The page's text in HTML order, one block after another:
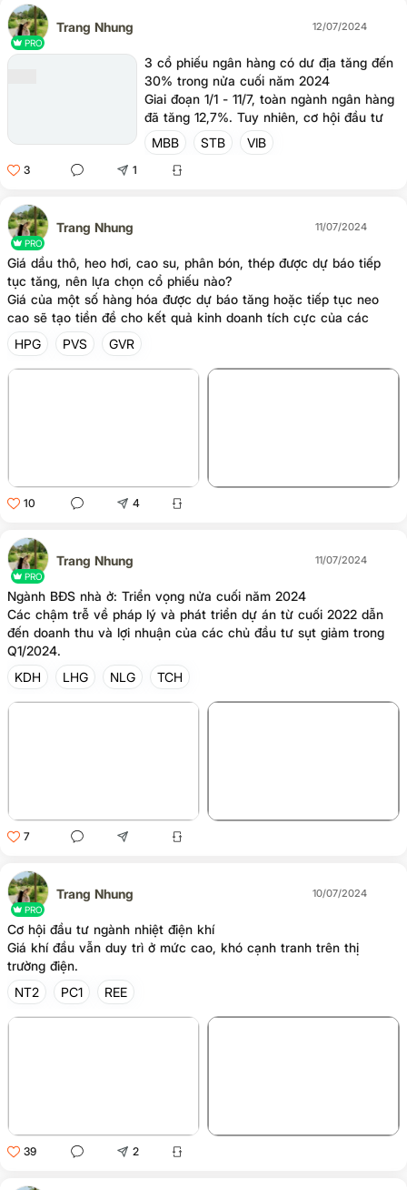
PRO
Trang Nhung 12/07/2024
3 cổ phiếu ngân hàng có dư địa tăng đến
30% trong nửa cuối năm 2024
Giai đoạn 1/1 - 11/7, toàn ngành ngân hàng
đã tăng 12,7%. Tuy nhiên, cơ hội đầu tư
vẫn còn trong nửa cuối năm ở các ngân
hàng có chất lượng tài sản tốt và duy trì
tốc độ tăng trưởng vượt trội.
MBB STB VIB
3 1
PRO
Trang Nhung 11/07/2024
Giá dầu thô, heo hơi, cao su, phân bón, thép được dự báo tiếp
tục tăng, nên lựa chọn cổ phiếu nào?
Giá của một số hàng hóa được dự báo tăng hoặc tiếp tục neo
cao sẽ tạo tiền đề cho kết quả kinh doanh tích cực của các
doanh nghiệp trong nửa cuối năm 2024.
HPG PVS GVR
10 4
PRO
Trang Nhung 11/07/2024
Ngành BĐS nhà ở: Triển vọng nửa cuối năm 2024
Các chậm trễ về pháp lý và phát triển dự án từ cuối 2022 dẫn
đến doanh thu và lợi nhuận của các chủ đầu tư sụt giảm trong
Q1/2024.
KDH
LHG NLG TCH
7
PRO
Trang Nhung 10/07/2024
Cơ hội đầu tư ngành nhiệt điện khí
Giá khí đầu vẫn duy trì ở mức cao, khó cạnh tranh trên thị
trường điện.
NT2
PC1 REE
39 2